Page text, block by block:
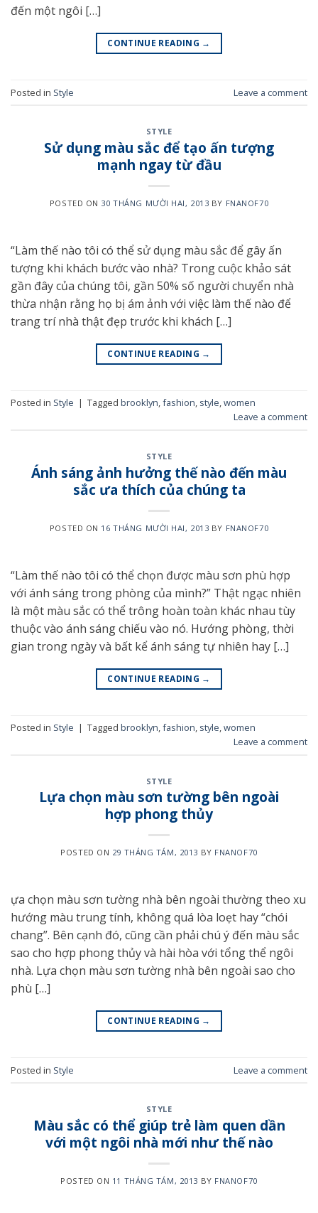
đến một ngôi […]
CONTINUE READING →
Posted in Style Leave a comment
STYLE
Sử dụng màu sắc để tạo ấn tượng
mạnh ngay từ đầu
POSTED ON 30 THÁNG MƯỜI HAI, 2013 BY FNANOF70
“Làm thế nào tôi có thể sử dụng màu sắc để gây ấn
tượng khi khách bước vào nhà? Trong cuộc khảo sát
gần đây của chúng tôi, gần 50% số người chuyển nhà
thừa nhận rằng họ bị ám ảnh với việc làm thế nào để
trang trí nhà thật đẹp trước khi khách […]
CONTINUE READING →
Posted in Style | Tagged brooklyn,fashion, style,women
Leave a comment
STYLE
Ánh sáng ảnh hưởng thế nào đến màu
sắc ưa thích của chúng ta
POSTED ON 16 THÁNG MƯỜI HAI, 2013 BY FNANOF70
“Làm thế nào tôi có thể chọn được màu sơn phù hợp
với ánh sáng trong phòng của mình?” Thật ngạc nhiên
là một màu sắc có thể trông hoàn toàn khác nhau tùy
thuộc vào ánh sáng chiếu vào nó. Hướng phòng, thời
gian trong ngày và bất kể ánh sáng tự nhiên hay […]
CONTINUE READING →
Posted in Style | Tagged brooklyn,fashion, style,women
Leave a comment
STYLE
Lựa chọn màu sơn tường bên ngoài
hợp phong thủy
POSTED ON 29 THÁNG TÁM, 2013 BY FNANOF70
ựa chọn màu sơn tường nhà bên ngoài thường theo xu
hướng màu trung tính, không quá lòa loẹt hay “chói
chang”. Bên cạnh đó, cũng cần phải chú ý đến màu sắc
sao cho hợp phong thủy và hài hòa với tổng thể ngôi
nhà. Lựa chọn màu sơn tường nhà bên ngoài sao cho
phù […]
CONTINUE READING →
Posted in Style Leave a comment
STYLE
Màu sắc có thể giúp trẻ làm quen dần
với một ngôi nhà mới như thế nào
POSTED ON 11 THÁNG TÁM, 2013 BY FNANOF70